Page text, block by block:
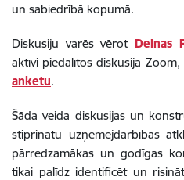
un sabiedrībā kopumā.
Diskusiju varēs vērot Delnas
aktīvi piedalītos diskusijā
anketu.
Šāda veida diskusijas un
stiprinātu uzņēmējdarbības
pārredzamākas un godīgas
tikai palīdz identificēt un